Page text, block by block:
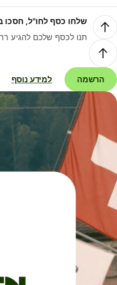
שלחו כסף לחו"ל, חסכו
תנו לכסף שלכם להגיע
הרשמה למידע נוסף